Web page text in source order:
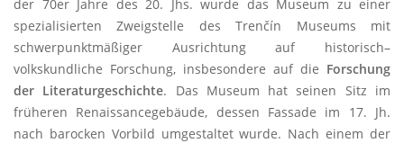
der 70er Jahre des 20. Jhs. wurde das Museum zu einer
spezialisierten Zweigstelle des Trenčín Museums mit
schwerpunktmäßiger Ausrichtung auf historisch–
volkskundliche Forschung, insbesondere auf die Forschung
der Literaturgeschichte. Das Museum hat seinen Sitz im
früheren Renaissancegebäude, dessen Fassade im 17. Jh.
nach barocken Vorbild umgestaltet wurde. Nach einem der